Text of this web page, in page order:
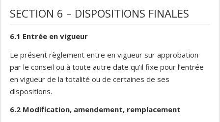
SECTION 6 – DISPOSITIONS FINALES
6.1 Entrée en vigueur
Le présent règlement entre en vigueur sur approbation
par le conseil ou à toute autre date qu’il fixe pour l’entrée
en vigueur de la totalité ou de certaines de ses
dispositions.
6.2 Modification, amendement, remplacement